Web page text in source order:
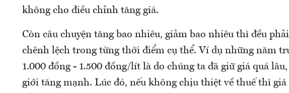
không cho điều chỉnh tăng giá.
Còn câu chuyện tăng bao nhiêu, giảm bao nhiêu thì đều
chênh lệch trong từng thời điểm cụ thể. Ví dụ những năm
1.000 đồng - 1.500 đồng/lít là do chúng ta đã giữ giá quá
giới tăng mạnh. Lúc đó, nếu không chịu thiệt về thuế thì giá